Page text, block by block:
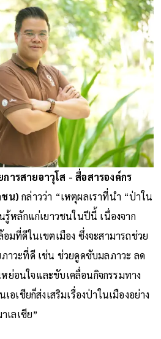
ารสายอาวุโส - สื่อสารองค์กร
ชน)กล่าวว่า “เหตุผลเราที่นำ “ป่าใน
รู้หลักแก่เยาวชนในปีนี้ เนื่องจาก
มที่ดีในเขตเมือง ซึ่งจะสามารถช่วย
าวะที่ดี เช่น ช่วยดูดซับมลภาวะ ลด
อนใจและขับเคลื่อนกิจกรรมทาง
อเชียก็ส่งเสริมเรื่องป่าในเมืองอย่าง
เลเซีย”